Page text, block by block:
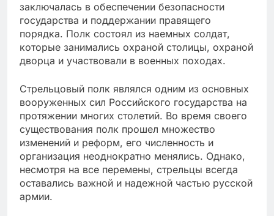
заключалась в обеспечении безопасности
государства и поддержании правящего
порядка. Полк состоял из наемных солдат,
которые занимались охраной столицы, охраной
дворца и участвовали в военных походах.
Стрельцовый полк являлся одним из основных
вооруженных сил Российского государства на
протяжении многих столетий. Во время своего
существования полк прошел множество
изменений и реформ, его численность и
организация неоднократно менялись. Однако,
несмотря на все перемены, стрельцы всегда
оставались важной и надежной частью русской
армии.